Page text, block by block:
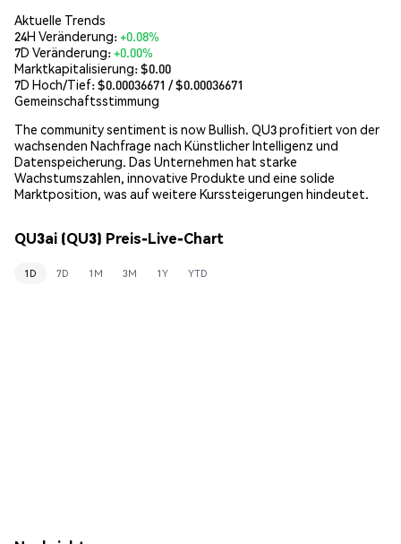
Aktuelle Trends
24H Veränderung:+0.08%
7D Veränderung:+0.00%
Marktkapitalisierung:$0.00
7D Hoch/Tief: $0.00036671 / $0.00036671
Gemeinschaftsstimmung
The community sentiment is now Bullish. QU3 profitiert von der
wachsenden Nachfrage nach Künstlicher Intelligenz und
Datenspeicherung. Das Unternehmen hat starke
Wachstumszahlen, innovative Produkte und eine solide
Marktposition, was auf weitere Kurssteigerungen hindeutet.
QU3ai (QU3) Preis-Live-Chart
1D 7D 1M 3M 1Y YTD